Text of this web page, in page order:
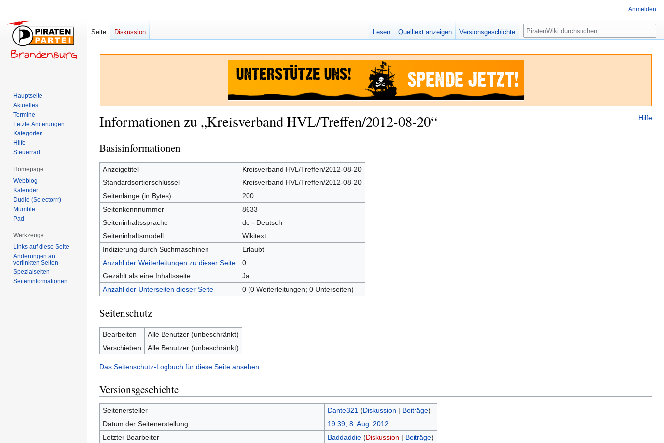
Hilfe
Informationen zu „Kreisverband HVL/Treffen/2012-08-20“
Zur
Navigation
springen
Zur
Suche
springen
Basisinformationen
Anzeigetitel
Kreisverband HVL/Treffen/2012-08-20
Standardsortierschlüssel
Kreisverband HVL/Treffen/2012-08-20
Seitenlänge (in Bytes)
200
Seitenkennnummer
8633
Seiteninhaltssprache
de - Deutsch
Seiteninhaltsmodell
Wikitext
Indizierung durch Suchmaschinen
Erlaubt
Anzahl der Weiterleitungen zu dieser Seite
0
Gezählt als eine Inhaltsseite
Ja
Anzahl der Unterseiten dieser Seite
0 (0 Weiterleitungen; 0 Unterseiten)
Seitenschutz
Bearbeiten
Alle Benutzer (unbeschränkt)
Verschieben
Alle Benutzer (unbeschränkt)
Das Seitenschutz-Logbuch für diese Seite ansehen.
Versionsgeschichte
Seitenersteller Dante321 (Diskussion | Beiträge)
Datum der Seitenerstellung
19:39, 8. Aug. 2012
Letzter Bearbeiter
Baddaddie (Diskussion | Beiträge)
Anmelden
Seite Diskussion Lesen Quelltext anzeigen Versionsgeschichte Suche
Hauptseite
Aktuelles
Termine
Letzte Änderungen
Kategorien
Hilfe
Steuerrad
Homepage
Webblog
Kalender
Dudle (Selectorrr)
Mumble
Pad
Werkzeuge
Links auf diese Seite
Änderungen an
verlinkten Seiten
Spezialseiten
Seiten­­informationen